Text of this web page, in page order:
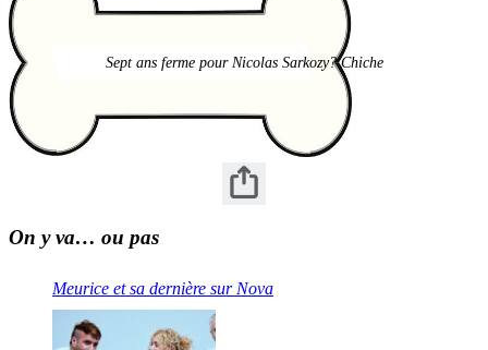
Sept ans ferme pour Nicolas Sarkozy? Chiche
On y va… ou pas
Meurice et sa dernière sur Nova